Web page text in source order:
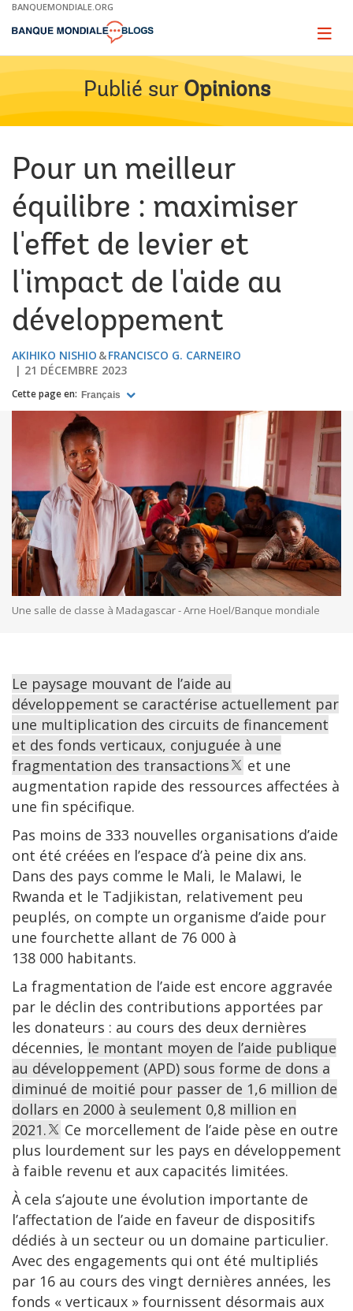
Skip
Main
BANQUEMONDIALE.ORG
Page
Publié sur Opinions
Pour un meilleur
équilibre : maximiser
l'effet de levier et
l'impact de l'aide au
développement
AKIHIKO NISHIO
FRANCISCO G. CARNEIRO
21 DÉCEMBRE 2023
Cette page en: Français
Une salle de classe à Madagascar - Arne Hoel/Banque mondiale
Le paysage mouvant de l’aide au
développement se caractérise actuellement par
une multiplication des circuits de financement
et des fonds verticaux, conjuguée à une
fragmentation des transactions
et une
augmentation rapide des ressources affectées à
une fin spécifique.
Pas moins de 333 nouvelles organisations d’aide
ont été créées en l’espace d’à peine dix ans.
Dans des pays comme le Mali, le Malawi, le
Rwanda et le Tadjikistan, relativement peu
peuplés, on compte un organisme d’aide pour
une fourchette allant de 76 000 à
138 000 habitants.
La fragmentation de l’aide est encore aggravée
par le déclin des contributions apportées par
les donateurs : au cours des deux dernières
décennies, le montant moyen de l’aide publique
au développement (APD) sous forme de dons a
diminué de moitié pour passer de 1,6 million de
dollars en 2000 à seulement 0,8 million en
2021.
Ce morcellement de l’aide pèse en outre
plus lourdement sur les pays en développement
à faible revenu et aux capacités limitées.
À cela s’ajoute une évolution importante de
l’affectation de l’aide en faveur de dispositifs
dédiés à un secteur ou un domaine particulier.
Avec des engagements qui ont été multipliés
par 16 au cours des vingt dernières années, les
fonds « verticaux » fournissent désormais aux